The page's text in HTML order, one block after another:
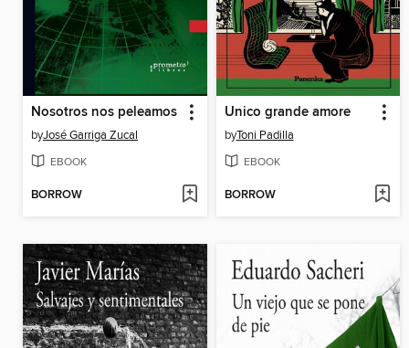
Nosotros nos peleamos
byJosé Garriga Zucal
EBOOK
BORROW
Unico grande amore
byToni Padilla
EBOOK
BORROW